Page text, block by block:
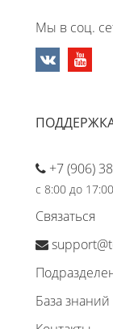
Мы в соц.
+7 (906)
с 8:00 до
Связаться
База знаний